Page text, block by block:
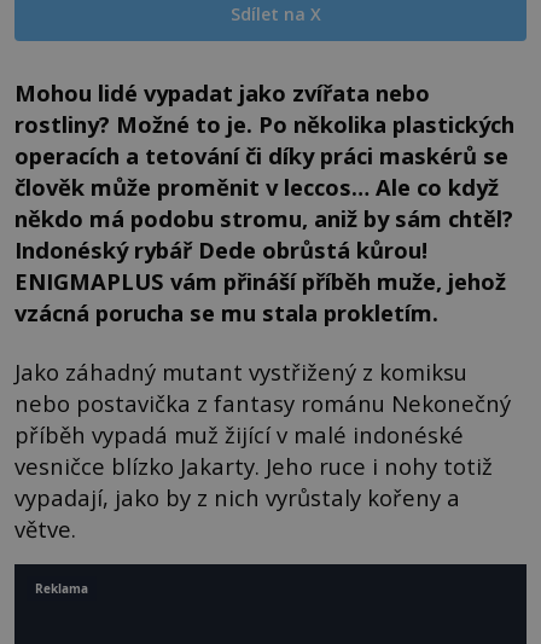
Sdílet na X
Mohou lidé vypadat jako zvířata nebo
rostliny? Možné to je. Po několika plastických
operacích a tetování či díky práci maskérů se
člověk může proměnit v leccos… Ale co když
někdo má podobu stromu, aniž by sám chtěl?
Indonéský rybář Dede obrůstá kůrou!
ENIGMAPLUS vám přináší příběh muže, jehož
vzácná porucha se mu stala prokletím.
Jako záhadný mutant vystřižený z komiksu
nebo postavička z fantasy románu Nekonečný
příběh vypadá muž žijící v malé indonéské
vesničce blízko Jakarty. Jeho ruce i nohy totiž
vypadají, jako by z nich vyrůstaly kořeny a
větve.
Reklama